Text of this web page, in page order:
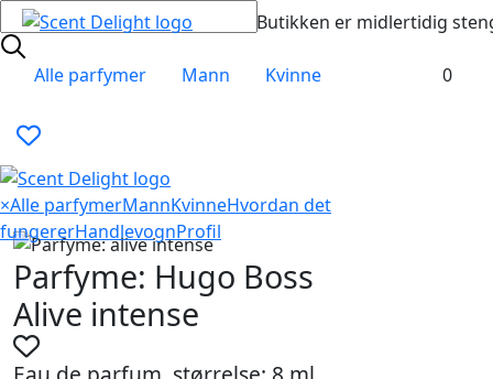
Butikken er midlertidig
Alle parfymer Mann Kvinne 0
×Alle parfymerMannKvinneHvordan det
fungererHandlevognProfil
Parfyme: Hugo Boss
Alive intense